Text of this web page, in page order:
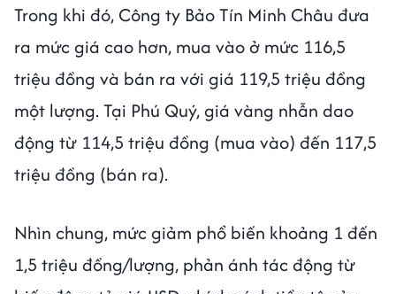
Trong khi đó, Công ty Bảo Tín Minh Châu đưa
ra mức giá cao hơn, mua vào ở mức 116,5
triệu đồng và bán ra với giá 119,5 triệu đồng
một lượng. Tại Phú Quý, giá vàng nhẫn dao
động từ 114,5 triệu đồng (mua vào) đến 117,5
triệu đồng (bán ra).
Nhìn chung, mức giảm phổ biến khoảng 1 đến
1,5 triệu đồng/lượng, phản ánh tác động từ